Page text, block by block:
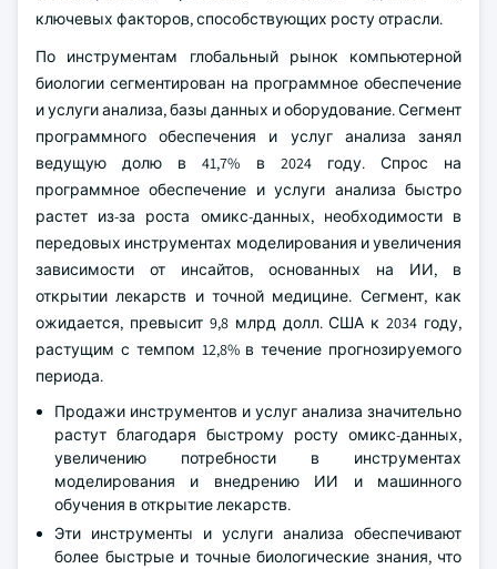
ключевых факторов, способствующих росту отрасли.
По инструментам глобальный рынок компьютерной
биологии сегментирован на программное обеспечение
и услуги анализа, базы данных и оборудование. Сегмент
программного обеспечения и услуг анализа занял
ведущую долю в 41,7% в 2024 году. Спрос на
программное обеспечение и услуги анализа быстро
растет из-за роста омикс-данных, необходимости в
передовых инструментах моделирования и увеличения
зависимости от инсайтов, основанных на ИИ, в
открытии лекарств и точной медицине. Сегмент, как
ожидается, превысит 9,8 млрд долл. США к 2034 году,
растущим с темпом 12,8% в течение прогнозируемого
периода.
Продажи инструментов и услуг анализа значительно
растут благодаря быстрому росту омикс-данных,
увеличению потребности в инструментах
моделирования и внедрению ИИ и машинного
обучения в открытие лекарств.
Эти инструменты и услуги анализа обеспечивают
более быстрые и точные биологические знания, что